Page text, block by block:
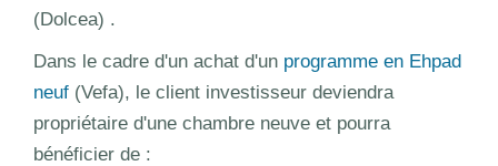
(Dolcea) .
Dans le cadre d'un achat d'un programme en Ehpad
neuf (Vefa), le client investisseur deviendra
propriétaire d'une chambre neuve et pourra
bénéficier de :